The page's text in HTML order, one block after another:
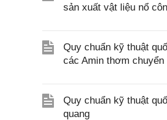
sản xuất vật liệu nổ
Quy chuẩn kỹ thuật
các Amin thơm
Quy chuẩn kỹ thuật
quang